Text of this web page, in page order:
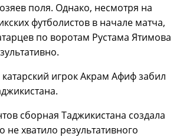
поля. Однако, несмотря на
футболистов в начале матча,
по воротам Рустама Ятимова
игрок Акрам Афиф забил
сборная Таджикистана создала
не хватило результативного